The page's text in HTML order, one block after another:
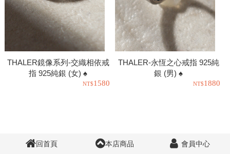
THALER鏡像系列-交織相依戒
指 925純銀 (女) ♠
1580
THALER-永恆之心戒指 925純
銀 (男) ♠
1880
回首頁 本店商品 會員中心